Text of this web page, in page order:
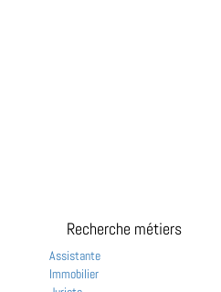
Recherche métiers
Assistante
Immobilier